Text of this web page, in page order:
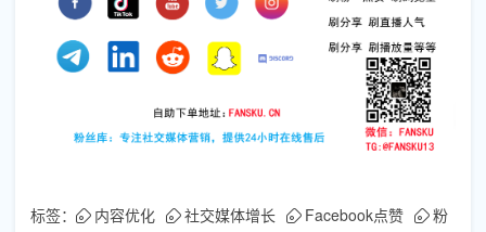
标签： 内容优化 社交媒体增长 Facebook点赞
粉